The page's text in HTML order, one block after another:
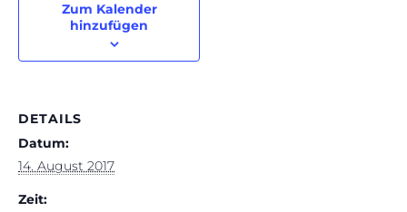
Zum Kalender
hinzufügen
DETAILS
Datum:
14. August 2017
Zeit: